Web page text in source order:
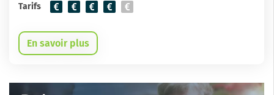
Tarifs
En savoir plus